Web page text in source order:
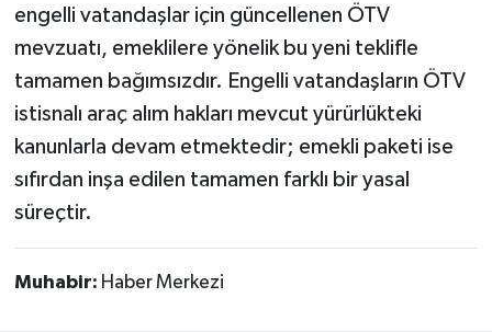
engelli vatandaşlar için güncellenen ÖTV
mevzuatı, emeklilere yönelik bu yeni teklifle
tamamen bağımsızdır. Engelli vatandaşların ÖTV
istisnalı araç alım hakları mevcut yürürlükteki
kanunlarla devam etmektedir; emekli paketi ise
sıfırdan inşa edilen tamamen farklı bir yasal
süreçtir.
Muhabir: Haber Merkezi